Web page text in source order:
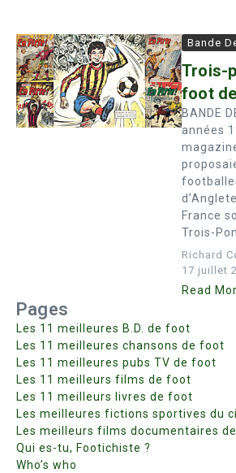
Bande
Trois-
foot
BANDE
années
France
Trois-
Richard
17 juillet
Read
Pages
Les 11 meilleures B.D. de foot
Les 11 meilleures chansons de foot
Les 11 meilleures pubs TV de foot
Les 11 meilleurs films de foot
Les 11 meilleurs livres de foot
Les meilleures fictions sportives du
Les meilleurs films documentaires
Qui es-tu, Footichiste ?
Who’s who